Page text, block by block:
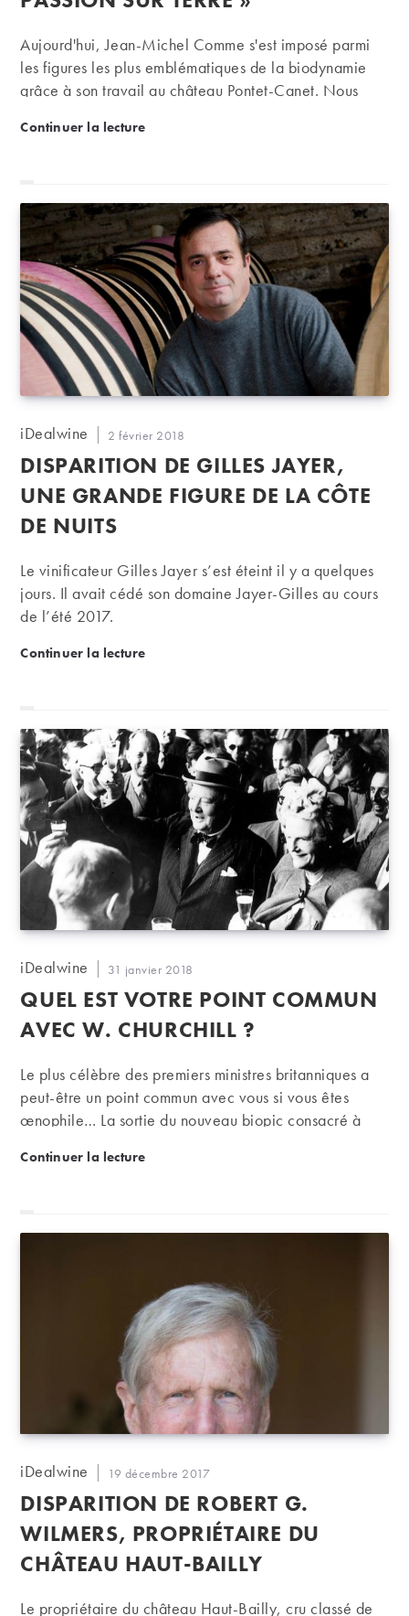
Aujourd'hui, Jean-Michel Comme s'est imposé parmi
les figures les plus emblématiques de la biodynamie
grâce à son travail au château Pontet-Canet. Nous
avec la biodynamie et il a eu la gentillesse de nous y
Continuer la lectureJean-Michel Comme (Pontet-Canet) : « la vigne est
Auteur/autrice
la
publication :
iDealwine
Publication
publiée :
2 février 2018
DISPARITION DE GILLES JAYER,
UNE GRANDE FIGURE DE LA CÔTE
DE NUITS
Le vinificateur Gilles Jayer s’est éteint il y a quelques
jours. Il avait cédé son domaine Jayer-Gilles au cours
de l’été 2017.
Continuer la lectureDisparition de Gilles Jayer, une grande figure de
Auteur/autrice
la
publication :
iDealwine
Publication
publiée :
31 janvier 2018
QUEL EST VOTRE POINT COMMUN
AVEC W. CHURCHILL ?
Le plus célèbre des premiers ministres britanniques a
peut-être un point commun avec vous si vous êtes
œnophile… La sortie du nouveau biopic consacré à
avec Gary Oldman et Kristin Scott Thomas ne vous a
principal à la question « Qu’allez-vous faire Monsieur
ministre ?! -> « Boire un verre de Pol Roger. »
évidemment !!! Et ce n'est…
Continuer la lectureQuel est votre point commun avec W. Churchill ?
Auteur/autrice
la
publication :
iDealwine
Publication
publiée :
19 décembre 2017
DISPARITION DE ROBERT G.
WILMERS, PROPRIÉTAIRE DU
CHÂTEAU HAUT-BAILLY
Le propriétaire du château Haut-Bailly, cru classé de